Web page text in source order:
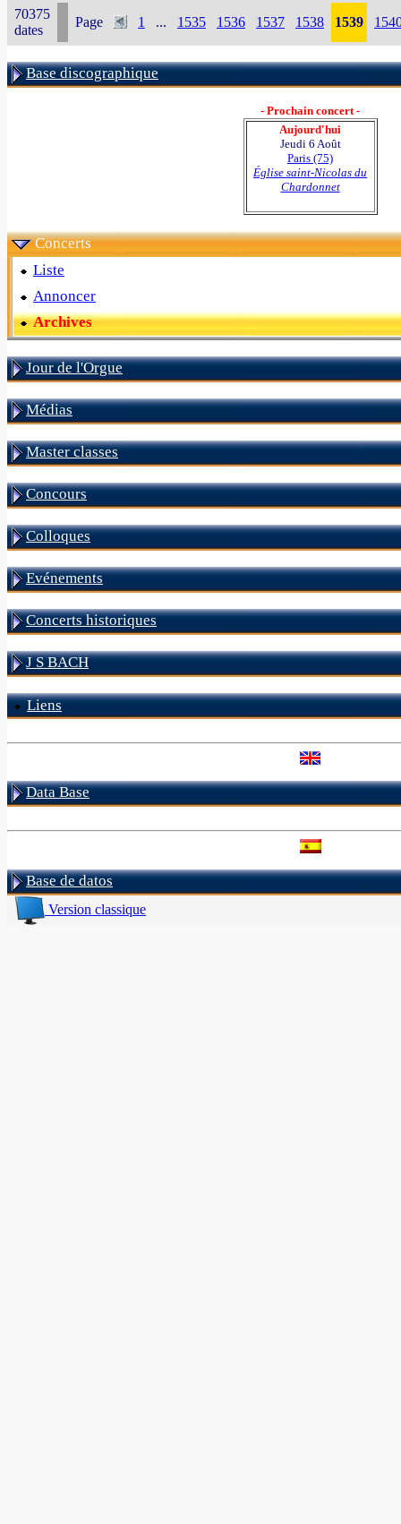
70375
dates
Page 1 ... 1535 1536 1537 1538 1539
Base discographique
- Prochain concert -
Aujourd'hui
Jeudi 6 Août
Paris (75)
Église saint-Nicolas du
Chardonnet
Concerts
Liste
Annoncer
Archives
Jour de l'Orgue
Médias
Master classes
Concours
Colloques
Evénements
Concerts historiques
J S BACH
Liens
Data Base
Base de datos
Version classique